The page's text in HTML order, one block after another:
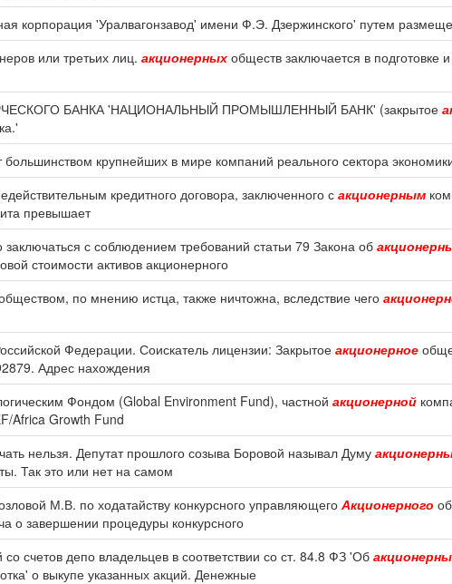
корпорация 'Уралвагонзавод' имени Ф.Э. Дзержинского' путем
или третьих лиц. акционерных обществ заключается в
БАНКА 'НАЦИОНАЛЬНЫЙ ПРОМЫШЛЕННЫЙ БАНК' (закрытое
большинством крупнейших в мире компаний реального сектора
кредитного договора, заключенного с акционерным
превышает
с соблюдением требований статьи 79 Закона об
стоимости активов акционерного
по мнению истца, также ничтожна, вследствие чего
Федерации. Соискатель лицензии: Закрытое акционерное
Адрес нахождения
Фондом (Global Environment Fund), частной акционерной
Africa Growth Fund
нельзя. Депутат прошлого созыва Боровой называл Думу
Так это или нет на самом
М.В. по ходатайству конкурсного управляющего Акционерного
о завершении процедуры конкурсного
счетов депо владельцев в соответствии со ст. 84.8 ФЗ 'Об
о выкупе указанных акций. Денежные